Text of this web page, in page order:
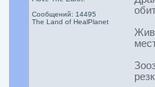
Сообщений: 14495
The Land of HealPlanet